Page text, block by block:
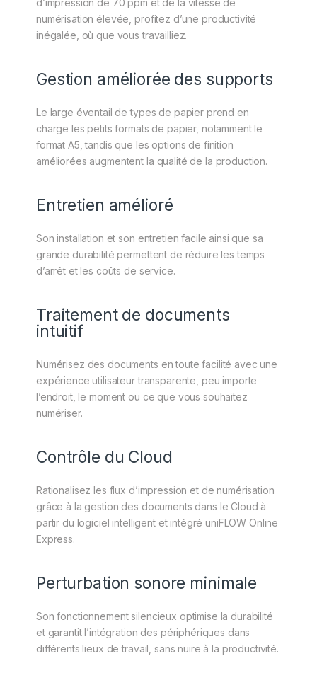
d’impression de 70 ppm et de la vitesse de
numérisation élevée, profitez d’une productivité
inégalée, où que vous travailliez.
Gestion améliorée des supports
Le large éventail de types de papier prend en
charge les petits formats de papier, notamment le
format A5, tandis que les options de finition
améliorées augmentent la qualité de la production.
Entretien amélioré
Son installation et son entretien facile ainsi que sa
grande durabilité permettent de réduire les temps
d’arrêt et les coûts de service.
Traitement de documents
intuitif
Numérisez des documents en toute facilité avec une
expérience utilisateur transparente, peu importe
l’endroit, le moment ou ce que vous souhaitez
numériser.
Contrôle du Cloud
Rationalisez les flux d’impression et de numérisation
grâce à la gestion des documents dans le Cloud à
partir du logiciel intelligent et intégré uniFLOW Online
Express.
Perturbation sonore minimale
Son fonctionnement silencieux optimise la durabilité
et garantit l’intégration des périphériques dans
différents lieux de travail, sans nuire à la productivité.